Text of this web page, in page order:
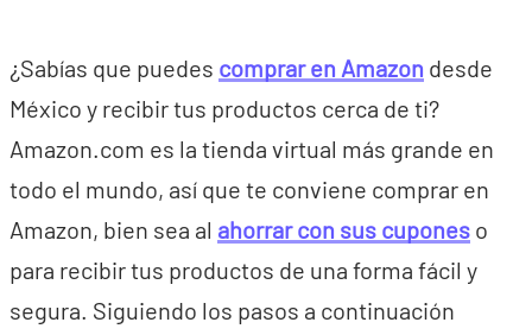
¿Sabías que puedes comprar en Amazon desde
México y recibir tus productos cerca de ti?
Amazon.com es la tienda virtual más grande en
todo el mundo, así que te conviene comprar en
Amazon, bien sea al ahorrar con sus cupones o
para recibir tus productos de una forma fácil y
segura. Siguiendo los pasos a continuación